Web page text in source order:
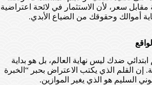
سعر، لأن الاستثمار في لائحة اعتراضية
أموالك وحقوقك من الضياع الأبدي.
ضدك ليس نهاية العالم، بل هو بداية
إن القلم الذي يكتب الاعتراض بحبر “الخبرة
السليم هو الذي يغير الموازين.